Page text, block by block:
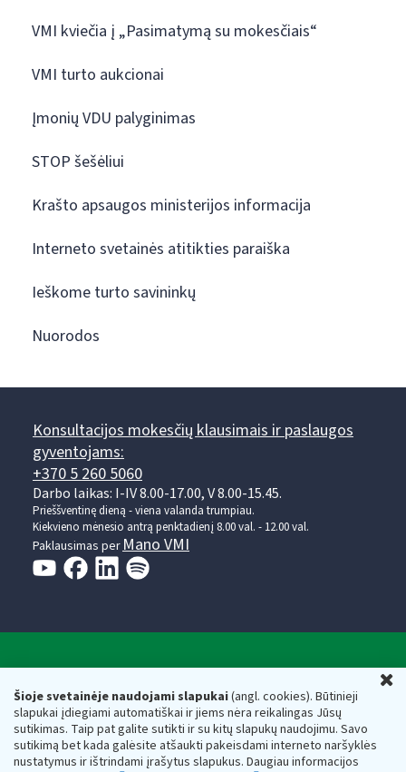
Šioje svetainėje naudojami slapukai(angl. cookies). Būtinieji
slapukai įdiegiami automatiškai ir jiems nėra reikalingas Jūsų
sutikimas. Taip pat galite sutikti ir su kitų slapukų naudojimu. Savo
sutikimą bet kada galėsite atšaukti pakeisdami interneto naršyklės
nustatymus ir ištrindami įrašytus slapukus. Daugiau informacijos
VMI kviečia į „Pasimatymą su mokesčiais“
VMI turto aukcionai
Įmonių VDU palyginimas
STOP šešėliui
Krašto apsaugos ministerijos informacija
Interneto svetainės atitikties paraiška
Ieškome turto savininkų
Nuorodos
Konsultacijos mokesčių klausimais ir paslaugos
gyventojams:
+370 5 260 5060
Darbo laikas: I-IV 8.00-17.00, V 8.00-15.45.
Prieššventinę dieną - viena valanda trumpiau.
Kiekvieno mėnesio antrą penktadienį 8.00 val. - 12.00 val.
Paklausimas perMano VMI
Valstybinė mokesčių inspekcija prie Lietuvos
Respublikos finansų ministerijos
Biudžetinė įstaiga. Juridinio asmens kodas — 188659752,
adresas: Vasario 16-osios g. 14, 01107 Vilnius, Lietuva, el.paštas:
vmi@vmi.lt , E. pristatymo dėžutės adresas 188659752